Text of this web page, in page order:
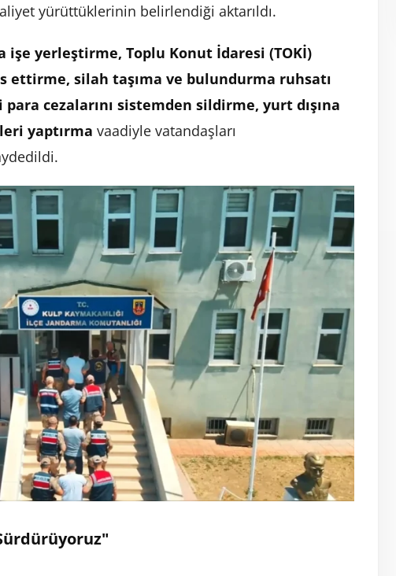
yürüttüklerinin belirlendiği aktarıldı.
işe yerleştirme, Toplu Konut İdaresi (TOKİ)
ettirme, silah taşıma ve bulundurma ruhsatı
cezalarını sistemden sildirme, yurt dışına
yaptırma vaadiyle vatandaşları